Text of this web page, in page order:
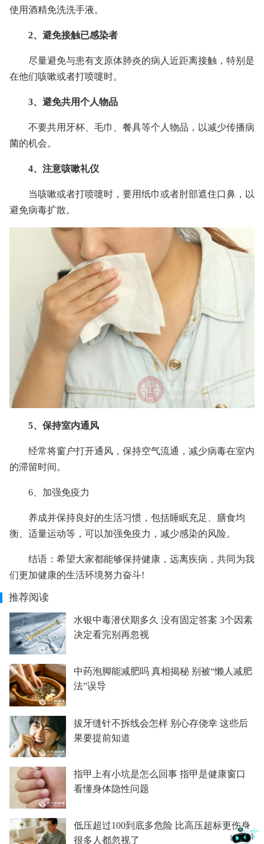
使用酒精免洗洗手液。
2、避免接触已感染者
尽量避免与患有支原体肺炎的病人近距离接触，特别是
在他们咳嗽或者打喷嚏时。
3、避免共用个人物品
不要共用牙杯、毛巾、餐具等个人物品，以减少传播病
菌的机会。
4、注意咳嗽礼仪
当咳嗽或者打喷嚏时，要用纸巾或者肘部遮住口鼻，以
避免病毒扩散。
5、保持室内通风
经常将窗户打开通风，保持空气流通，减少病毒在室内
的滞留时间。
6、加强免疫力
养成并保持良好的生活习惯，包括睡眠充足、膳食均
衡、适量运动等，可以加强免疫力，减少感染的风险。
结语：希望大家都能够保持健康，远离疾病，共同为我
们更加健康的生活环境努力奋斗!
推荐阅读
水银中毒潜伏期多久 没有固定答案 3个因素
决定看完别再忽视
中药泡脚能减肥吗 真相揭秘 别被“懒人减肥
法”误导
拔牙缝针不拆线会怎样 别心存侥幸 这些后
果要提前知道
指甲上有小坑是怎么回事 指甲是健康窗口
看懂身体隐性问题
低压超过100到底多危险 比高压超标更伤身
很多人都忽视了